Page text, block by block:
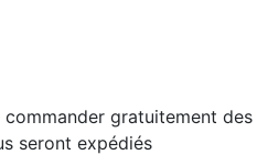
gratuitement des
seront expédiés